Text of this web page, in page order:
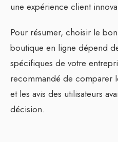
une expérience client
Pour résumer, choisir le
boutique en ligne dépend
spécifiques de votre
recommandé de comparer
et les avis des utilisateurs
décision.